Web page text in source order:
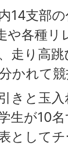
14支部
や各種
走り高
かれて
きと玉
生が10
として